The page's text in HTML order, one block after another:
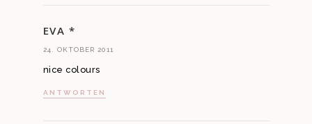
EVA *
24. OKTOBER 2011
nice colours
ANTWORTEN